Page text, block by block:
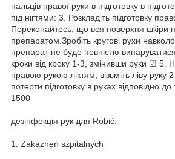
пальців правої руки в підготовку в
під нігтями: 3. Розкладіть підготовку
Переконайтесь, що вся поверхня шкіри
препаратом.Зробіть кругові рухи
препарат не буде повністю
кроки від кроку 1-3, змінивши руки ☑ 5.
правою рукою ліктям, візьміть ліву руку
потерти підготовку в руках відповідно
1500
дезінфекція рук для Robić:
1. Zakażneń szpitalnych